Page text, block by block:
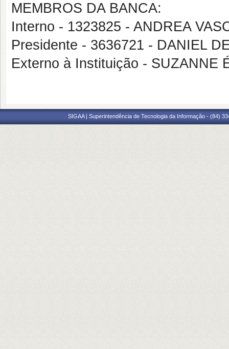
MEMBROS DA BANCA:
Interno - 1323825 - ANDREA
Presidente - 3636721 - DANIEL
Externo à Instituição - SUZANNE
SIGAA | Superintendência de Tecnologia da Informação - (84)